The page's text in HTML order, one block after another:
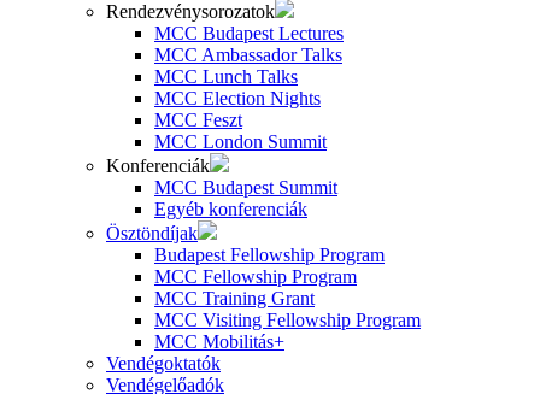
Rendezvénysorozatok
MCC Budapest Lectures
MCC Ambassador Talks
MCC Lunch Talks
MCC Election Nights
MCC Feszt
MCC London Summit
Konferenciák
MCC Budapest Summit
Egyéb konferenciák
Ösztöndíjak
Budapest Fellowship Program
MCC Fellowship Program
MCC Training Grant
MCC Visiting Fellowship Program
MCC Mobilitás+
Vendégoktatók
Vendégelőadók